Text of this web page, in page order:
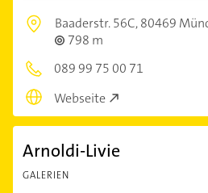
Baaderstr. 56C,80469
798 m
089 99 75 00 71
Webseite
Arnoldi-Livie
GALERIEN